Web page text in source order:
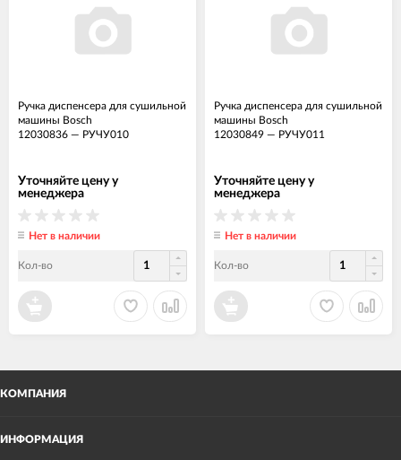
Ручка диспенсера для сушильной
машины Bosch
12030836 — РУЧУ010
Уточняйте цену у
менеджера
Нет в наличии
Кол-во
Ручка диспенсера для сушильной
машины Bosch
12030849 — РУЧУ011
Уточняйте цену у
менеджера
Нет в наличии
Кол-во
КОМПАНИЯ
ИНФОРМАЦИЯ